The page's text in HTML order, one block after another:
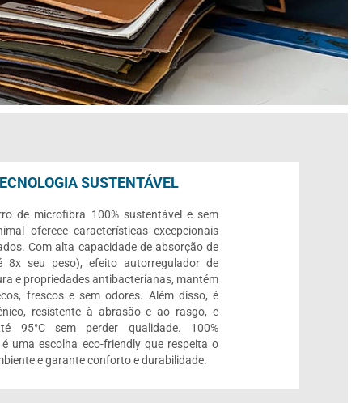
SUSTENTÁVEL
de microfibra 100% sustentável e sem
oferece características excepcionais
Com alta capacidade de absorção de
8x seu peso), efeito autorregulador de
e propriedades antibacterianas, mantém
frescos e sem odores. Além disso, é
resistente à abrasão e ao rasgo, e
95°C sem perder qualidade. 100%
é uma escolha eco-friendly que respeita o
e garante conforto e durabilidade.